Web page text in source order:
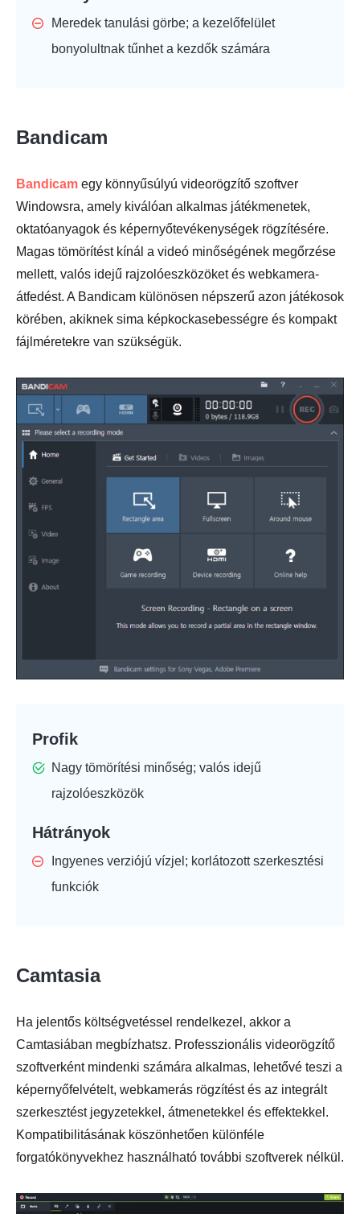
Meredek tanulási görbe; a kezelőfelület
bonyolultnak tűnhet a kezdők számára
Bandicam
Bandicam egy könnyűsúlyú videorögzítő szoftver
Windowsra, amely kiválóan alkalmas játékmenetek,
oktatóanyagok és képernyőtevékenységek rögzítésére.
Magas tömörítést kínál a videó minőségének megőrzése
mellett, valós idejű rajzolóeszközöket és webkamera-
átfedést. A Bandicam különösen népszerű azon játékosok
körében, akiknek sima képkockasebességre és kompakt
fájlméretekre van szükségük.
Profik
Nagy tömörítési minőség; valós idejű
rajzolóeszközök
Hátrányok
Ingyenes verziójú vízjel; korlátozott szerkesztési
funkciók
Camtasia
Ha jelentős költségvetéssel rendelkezel, akkor a
Camtasiában megbízhatsz. Professzionális videorögzítő
szoftverként mindenki számára alkalmas, lehetővé teszi a
képernyőfelvételt, webkamerás rögzítést és az integrált
szerkesztést jegyzetekkel, átmenetekkel és effektekkel.
Kompatibilitásának köszönhetően különféle
forgatókönyvekhez használható további szoftverek nélkül.